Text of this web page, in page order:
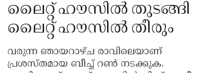
ലൈറ്റ് ഹൗസിൽ തുടങ്ങി
ലൈറ്റ് ഹൗസിൽ തീരും
വരുന്ന ഞായറാഴ്ച രാവിലെയാണ്
പ്രശസ്തമായ ബീച്ച് റൺ നടക്കുക.